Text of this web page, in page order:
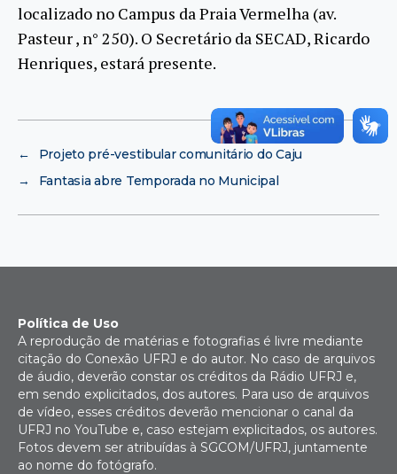
localizado no Campus da Praia Vermelha (av.
Pasteur , n° 250). O Secretário da SECAD, Ricardo
Henriques, estará presente.
←
Projeto pré-vestibular comunitário do Caju
→
Fantasia abre Temporada no Municipal
Política de Uso
A reprodução de matérias e fotografias é livre mediante
citação do Conexão UFRJ e do autor. No caso de arquivos
de áudio, deverão constar os créditos da Rádio UFRJ e,
em sendo explicitados, dos autores. Para uso de arquivos
de vídeo, esses créditos deverão mencionar o canal da
UFRJ no YouTube e, caso estejam explicitados, os autores.
Fotos devem ser atribuídas à SGCOM/UFRJ, juntamente
ao nome do fotógrafo.